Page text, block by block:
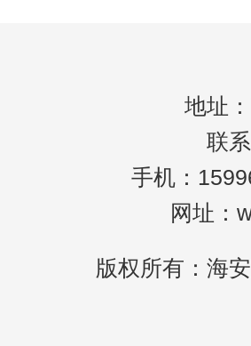
地址
联
手机：
网址：
版权所有：海